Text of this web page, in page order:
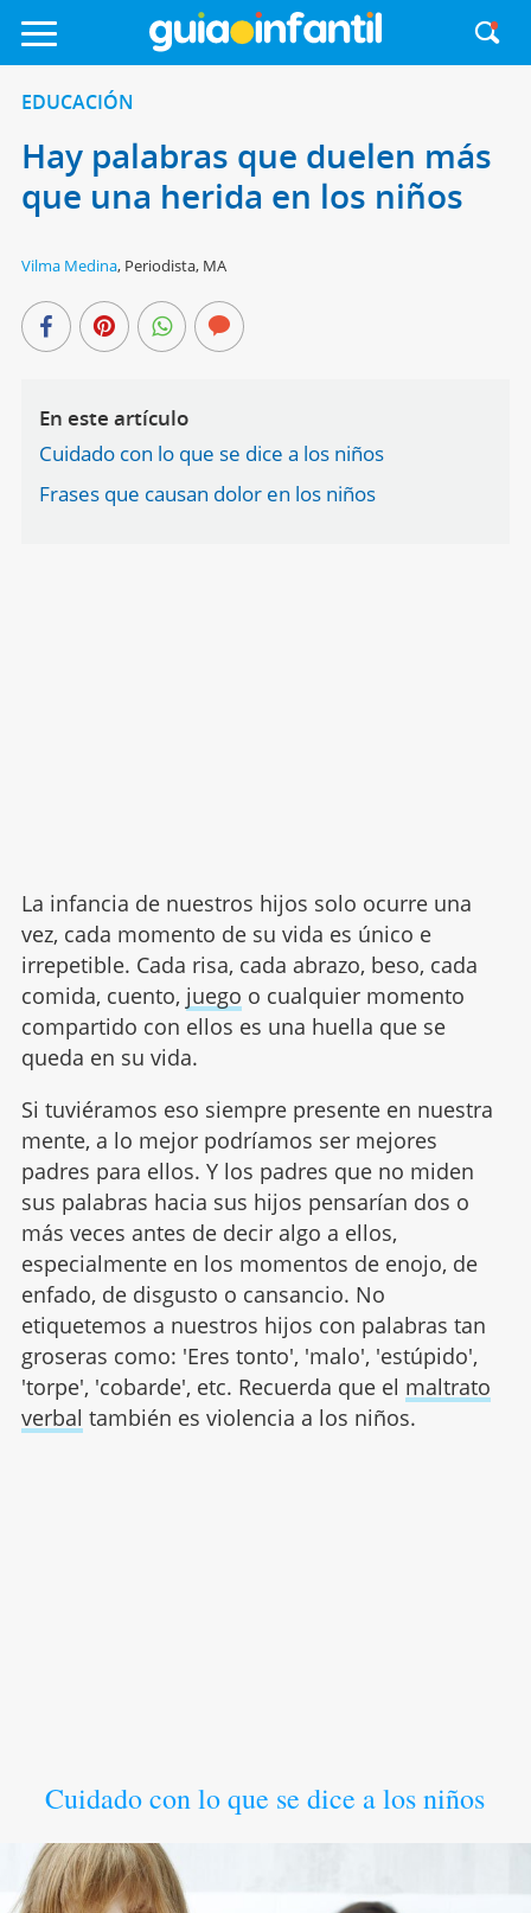
EDUCACIÓN
Hay palabras que duelen más
que una herida en los niños
Vilma Medina, Periodista, MA
En este artículo
Cuidado con lo que se dice a los niños
Frases que causan dolor en los niños
La infancia de nuestros hijos solo ocurre una
vez, cada momento de su vida es único e
irrepetible. Cada risa, cada abrazo, beso, cada
comida, cuento, juego o cualquier momento
compartido con ellos es una huella que se
queda en su vida.
Si tuviéramos eso siempre presente en nuestra
mente, a lo mejor podríamos ser mejores
padres para ellos. Y los padres que no miden
sus palabras hacia sus hijos pensarían dos o
más veces antes de decir algo a ellos,
especialmente en los momentos de enojo, de
enfado, de disgusto o cansancio. No
etiquetemos a nuestros hijos con palabras tan
groseras como: 'Eres tonto', 'malo', 'estúpido',
'torpe', 'cobarde', etc. Recuerda que el maltrato
verbal también es violencia a los niños.
Cuidado con lo que se dice a los niños